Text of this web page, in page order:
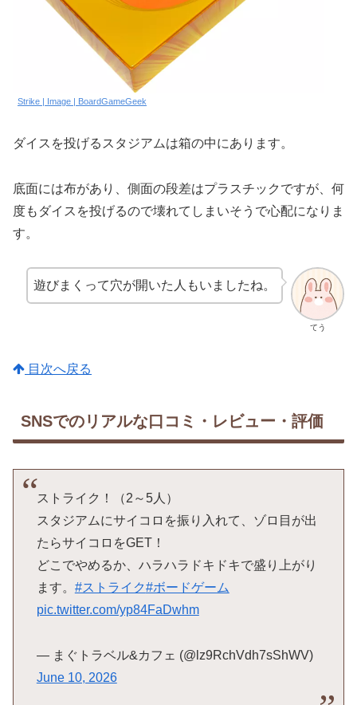
Strike | Image | BoardGameGeek
ダイスを投げるスタジアムは箱の中にあります。
底面には布があり、側面の段差はプラスチックですが、何
度もダイスを投げるので壊れてしまいそうで心配になりま
す。
てう
遊びまくって穴が開いた人もいましたね。
目次へ戻る
SNSでのリアルな口コミ・レビュー・評価
ストライク！（2～5人）
スタジアムにサイコロを振り入れて、ゾロ目が出
たらサイコロをGET！
どこでやめるか、ハラハラドキドキで盛り上がり
ます。 #ストライク#ボードゲーム
pic.twitter.com/yp84FaDwhm
— まぐトラベル&カフェ (@lz9RchVdh7sShWV)
June 10, 2026